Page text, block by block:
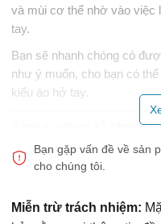
và mùi cơ thể nhờ vào việc
tay.
Bạn sẽ nhanh chóng có
như ý muốn, cho bạn có
kiểu áo hở tay.
Cách sử dụng xà phòng
Làm ướt người và
Thoa xà phòng lên
nhàng nhằm giúp
vào da, tránh chà
Bạn gặp vấn đề về sản
cho chúng tôi.
Miễn trừ trách nhiệm: